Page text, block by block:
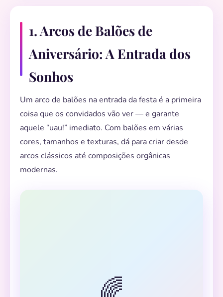
1. Arcos de Balões de
Aniversário: A Entrada dos
Sonhos
Um arco de balões na entrada da festa é a primeira
coisa que os convidados vão ver — e garante
aquele “uau!” imediato. Com balões em várias
cores, tamanhos e texturas, dá para criar desde
arcos clássicos até composições orgânicas
modernas.
🌈